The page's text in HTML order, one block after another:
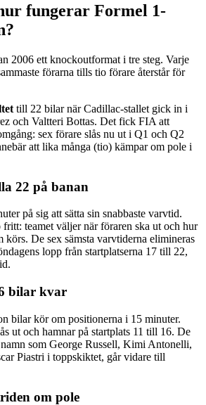
fungerar Formel 1-
2006 ett knockoutformat i tre steg. Varje
förarna tills tio förare återstår för
till 22 bilar när Cadillac-stallet gick in i
och Valtteri Bottas. Det fick FIA att
sex förare slås nu ut i Q1 och Q2
att lika många (tio) kämpar om pole i
22 på banan
på sig att sätta sin snabbaste varvtid.
teamet väljer när föraren ska ut och hur
körs. De sex sämsta varvtiderna elimineras
lopp från startplatserna 17 till 22,
bilar kvar
bilar kör om positionerna i 15 minuter.
ut och hamnar på startplats 11 till 16. De
som George Russell, Kimi Antonelli,
Piastri i toppskiktet, går vidare till
om pole